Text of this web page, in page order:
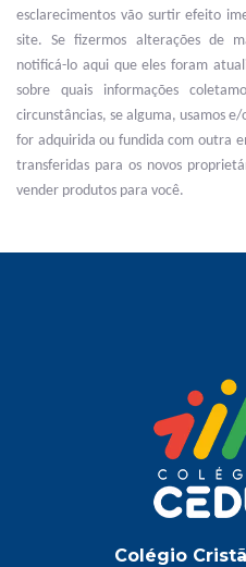
esclarecimentos vão surtir efeito
site. Se fizermos alterações de
notificá-lo aqui que eles foram
sobre quais informações
circunstâncias, se alguma, usamos e/
for adquirida ou fundida com outra
transferidas para os novos
vender produtos para você.
Colégio